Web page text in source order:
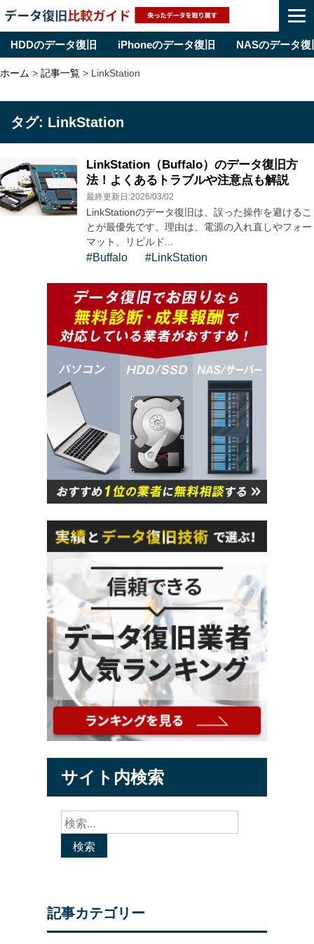
to
HDDのデータ復旧 iPhoneのデータ復旧 NASのデータ復
ホーム > 記事一覧 > LinkStation
タグ: LinkStation
LinkStation（Buffalo）のデータ復旧方
法！よくあるトラブルや注意点も解説
最終更新日:2026/03/02
LinkStationのデータ復旧は、誤った操作を避けるこ
とが最優先です。理由は、電源の入れ直しやフォー
マット、リビルド...
#Buffalo #LinkStation
サイト内検索
検
索:
記事カテゴリー